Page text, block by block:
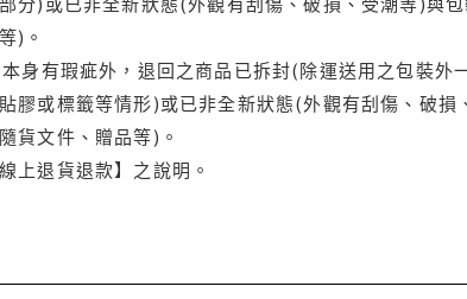
)。
身有瑕疵外，退回之商品已拆封(除運送用之包裝外
膠或標籤等情形)或已非全新狀態(外觀有刮傷、破
貨文件、贈品等)。
退貨退款】之說明。